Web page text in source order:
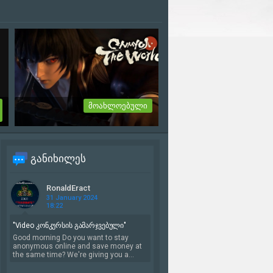
მოახლოებული
თრეილერი იხილეთ სრულად
სიახლეში...
2-06-2021, 22:05
განიხილეს
"Video კონკურსის გამარჯვებული"
Good morning Do you want to stay
anonymous online and save money at
the same time? We're giving you a...
RonaldEract
31 January 2024
18:22